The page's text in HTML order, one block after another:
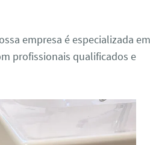
empresa é especializada em
profissionais qualificados e